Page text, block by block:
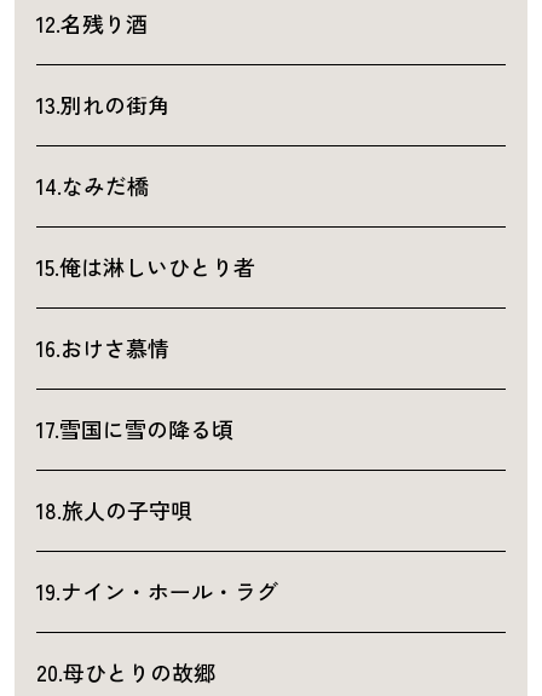
12.名残り酒
13.別れの街角
14.なみだ橋
15.俺は淋しいひとり者
16.おけさ慕情
17.雪国に雪の降る頃
18.旅人の子守唄
19.ナイン・ホール・ラグ
20.母ひとりの故郷